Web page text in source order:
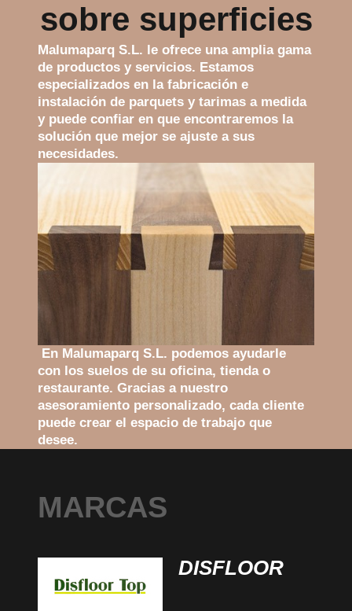
sobre superficies
Malumaparq S.L. le ofrece una amplia gama
de productos y servicios. Estamos
especializados en la fabricación e
instalación de parquets y tarimas a medida
y puede confiar en que encontraremos la
solución que mejor se ajuste a sus
necesidades.
En Malumaparq S.L. podemos ayudarle
con los suelos de su oficina, tienda o
restaurante. Gracias a nuestro
asesoramiento personalizado, cada cliente
puede crear el espacio de trabajo que
desee.
MARCAS
DISFLOOR